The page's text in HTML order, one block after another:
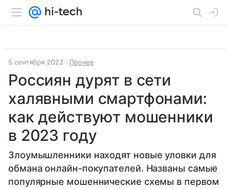
5 сентября 2023 Прочее
Россиян дурят в сети
халявными смартфонами:
как действуют мошенники
в 2023 году
Злоумышленники находят новые уловки для
обмана онлайн-покупателей. Названы самые
популярные мошеннические схемы в первом